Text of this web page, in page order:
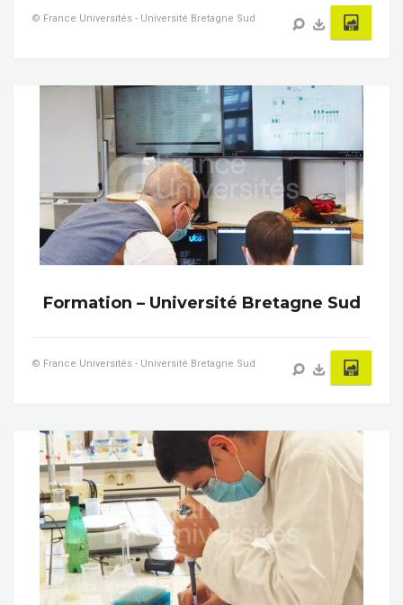
© France Universités - Université Bretagne Sud
Formation – Université Bretagne Sud
© France Universités - Université Bretagne Sud